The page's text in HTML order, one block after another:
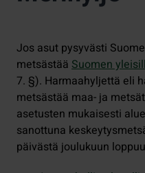
Jos asut pysyvästi
metsästää Suomen
7. §). Harmaahyljettä eli
metsästää maa- ja
asetusten mukaisesti
sanottuna
päivästä joulukuun